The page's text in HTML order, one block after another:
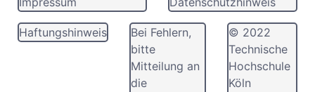
Haftungshinweis
Bei Fehlern,
bitte
Mitteilung an
die
© 2022
Technische
Hochschule
Köln